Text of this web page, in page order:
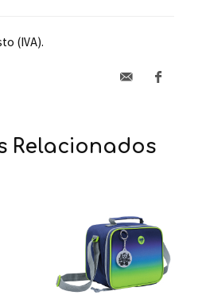
(IVA).
Relacionados